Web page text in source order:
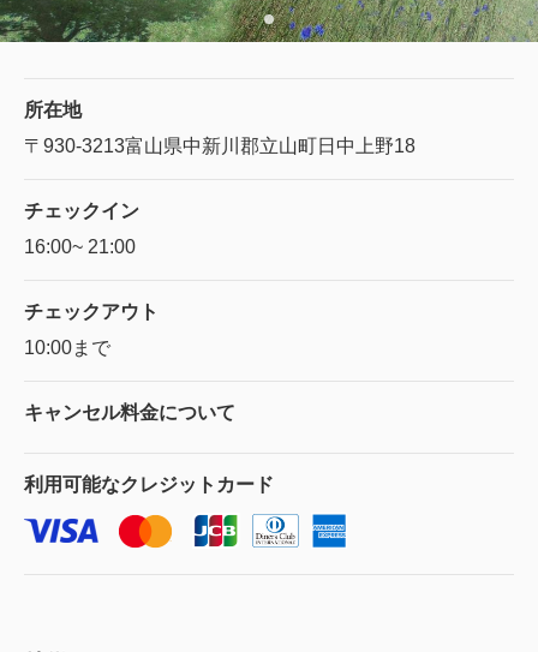
所在地
〒930-3213富山県中新川郡立山町日中上野18
チェックイン
16:00~ 21:00
チェックアウト
10:00まで
キャンセル料金について
利用可能なクレジットカード